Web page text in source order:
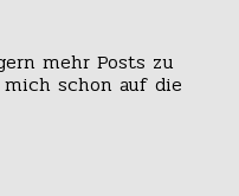
mehr Posts zu
schon auf die